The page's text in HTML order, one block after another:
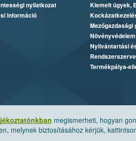
megismerheti, hogyan
melynek biztosításához kérjük,
nyilatkozat
információ
Kiemelt ügyek,
Növényvédelem
Nyilvántartási
Termékpálya-